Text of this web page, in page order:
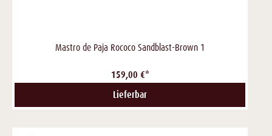
Mastro de Paja Rococo Sandblast-Brown 1
159,00 €*
Lieferbar